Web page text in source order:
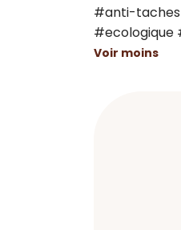
#anti-
#ecologique
Voir moins